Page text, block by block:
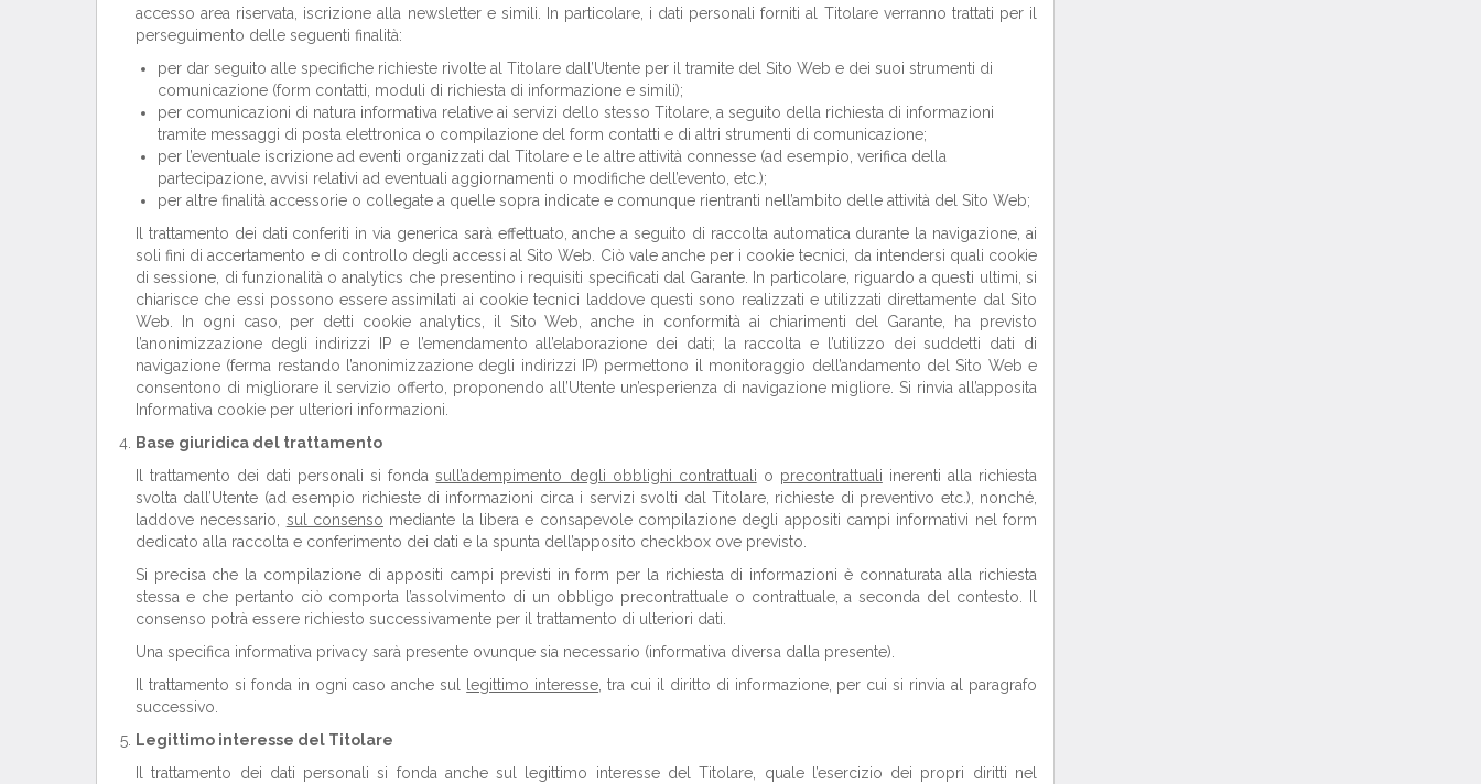
accesso area riservata, iscrizione alla newsletter e simili. In particolare, i dati personali forniti al Titolare verranno trattati per il
perseguimento delle seguenti finalità:
per dar seguito alle specifiche richieste rivolte al Titolare dall’Utente per il tramite del Sito Web e dei suoi strumenti di
comunicazione (form contatti, moduli di richiesta di informazione e simili);
per comunicazioni di natura informativa relative ai servizi dello stesso Titolare, a seguito della richiesta di informazioni
tramite messaggi di posta elettronica o compilazione del form contatti e di altri strumenti di comunicazione;
per l’eventuale iscrizione ad eventi organizzati dal Titolare e le altre attività connesse (ad esempio, verifica della
partecipazione, avvisi relativi ad eventuali aggiornamenti o modifiche dell’evento, etc.);
per altre finalità accessorie o collegate a quelle sopra indicate e comunque rientranti nell’ambito delle attività del Sito Web;
Il trattamento dei dati conferiti in via generica sarà effettuato, anche a seguito di raccolta automatica durante la navigazione, ai
soli fini di accertamento e di controllo degli accessi al Sito Web. Ciò vale anche per i cookie tecnici, da intendersi quali cookie
di sessione, di funzionalità o analytics che presentino i requisiti specificati dal Garante. In particolare, riguardo a questi ultimi, si
chiarisce che essi possono essere assimilati ai cookie tecnici laddove questi sono realizzati e utilizzati direttamente dal Sito
Web. In ogni caso, per detti cookie analytics, il Sito Web, anche in conformità ai chiarimenti del Garante, ha previsto
l’anonimizzazione degli indirizzi IP e l’emendamento all’elaborazione dei dati; la raccolta e l’utilizzo dei suddetti dati di
navigazione (ferma restando l’anonimizzazione degli indirizzi IP) permettono il monitoraggio dell’andamento del Sito Web e
consentono di migliorare il servizio offerto, proponendo all’Utente un’esperienza di navigazione migliore. Si rinvia all’apposita
Informativa cookie per ulteriori informazioni.
Base giuridica del trattamento
Il trattamento dei dati personali si fondasull’adempimento degli obblighi contrattuali o precontrattuali inerenti alla richiesta
svolta dall’Utente (ad esempio richieste di informazioni circa i servizi svolti dal Titolare, richieste di preventivo etc.), nonché,
laddove necessario, sul consenso mediante la libera e consapevole compilazione degli appositi campi informativi nel form
dedicato alla raccolta e conferimento dei dati e la spunta dell’apposito checkbox ove previsto.
Si precisa che la compilazione di appositi campi previsti in form per la richiesta di informazioni è connaturata alla richiesta
stessa e che pertanto ciò comporta l’assolvimento di un obbligo precontrattuale o contrattuale, a seconda del contesto. Il
consenso potrà essere richiesto successivamente per il trattamento di ulteriori dati.
Una specifica informativa privacy sarà presente ovunque sia necessario (informativa diversa dalla presente).
Il trattamento si fonda in ogni caso anche sul
legittimo interesse , tra cui il diritto di informazione, per cui si rinvia al paragrafo
successivo.
Legittimo interesse del Titolare
Il trattamento dei dati personali si fonda anche sul legittimo interesse del Titolare, quale l’esercizio dei propri diritti nel